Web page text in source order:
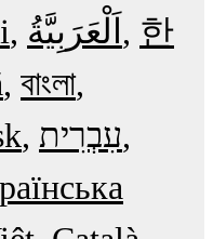
한
বাংলা
עִבְרִית